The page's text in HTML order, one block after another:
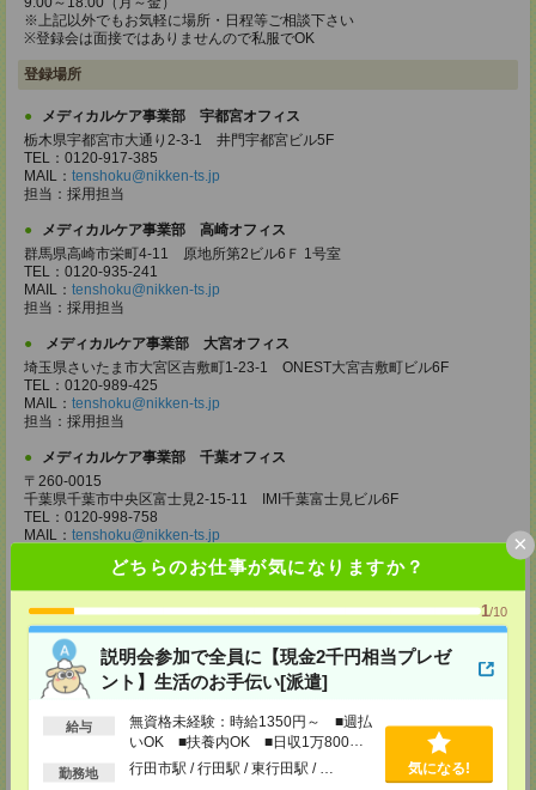
どちらのお仕事が気になりますか？
1/10
説明会参加で全員に【現金2千円相当プレゼ
ント】生活のお手伝い[派遣]
給与
無資格未経験：時給1350円～ ■週払
いOK ■扶養内OK ■日収1万800円
以上
勤務地 行田市駅 / 行田駅 / 東行田駅 / … 気になる!
×
※上記以外でもお気軽に場所・日程等ご相談下さい
※登録会は面接ではありませんので私服でOK
登録場所
メディカルケア事業部 宇都宮オフィス
栃木県宇都宮市大通り2-3-1 井門宇都宮ビル5F
TEL：0120-917-385
MAIL： tenshoku@nikken-ts.jp
担当：採用担当
メディカルケア事業部 高崎オフィス
群馬県高崎市栄町4-11 原地所第2ビル6Ｆ 1号室
TEL：0120-935-241
MAIL： tenshoku@nikken-ts.jp
担当：採用担当
メディカルケア事業部 大宮オフィス
埼玉県さいたま市大宮区吉敷町1-23-1 ONEST大宮吉敷町ビル6F
TEL：0120-989-425
MAIL： tenshoku@nikken-ts.jp
担当：採用担当
メディカルケア事業部 千葉オフィス
〒260-0015
千葉県千葉市中央区富士見2-15-11 IMI千葉富士見ビル6F
TEL：0120-998-758
MAIL： tenshoku@nikken-ts.jp
メディカルケア事業部 柏オフィス
千葉県柏市末広町5-19 第12関口ビル7F 705号室
TEL：0120-935-218
MAIL： tenshoku@nikken-ts.jp
担当：採用担当
メディカルケア事業部 新宿オフィス
東京都新宿区新宿2-3-10 新宿御苑ビル6階
TEL：0120-457-235
MAIL： tenshoku@nikken-ts.jp
担当：採用担当